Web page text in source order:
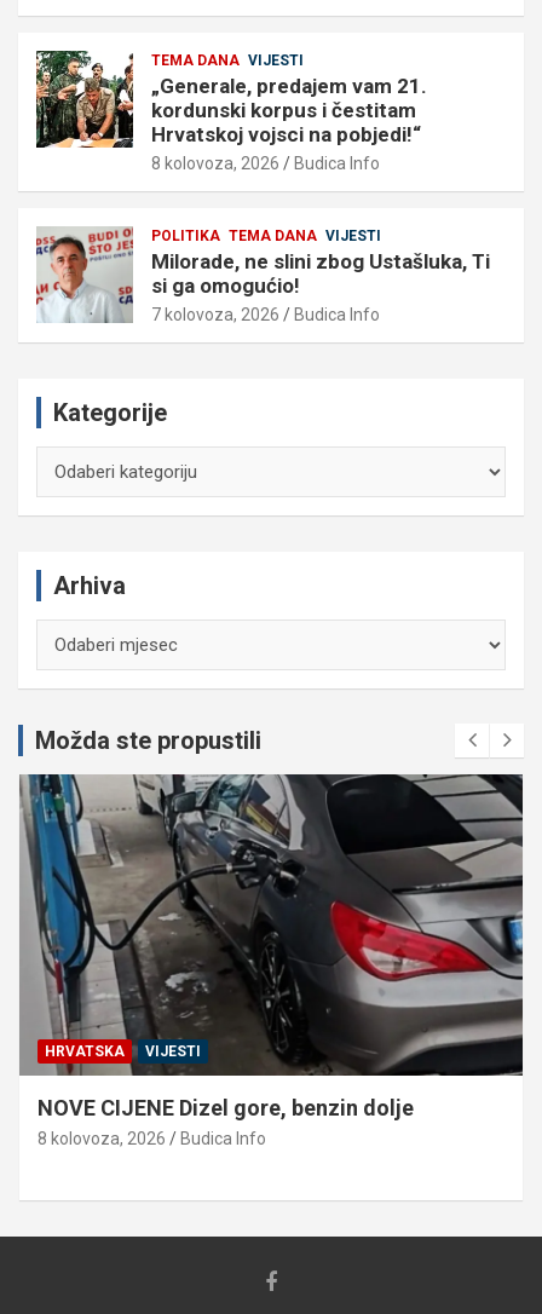
TEMA DANA VIJESTI
„Generale, predajem vam 21.
kordunski korpus i čestitam
Hrvatskoj vojsci na pobjedi!“
8 kolovoza, 2026 Budica Info
POLITIKA TEMA DANA VIJESTI
Milorade, ne slini zbog Ustašluka, Ti
si ga omogućio!
7 kolovoza, 2026 Budica Info
Kategorije
Arhiva
Možda ste propustili
HRVATSKA VIJESTI
NOVE CIJENE Dizel gore, benzin dolje
8 kolovoza, 2026 Budica Info